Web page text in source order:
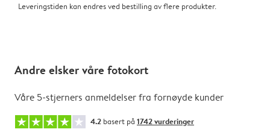
Leveringstiden kan endres ved bestilling av flere produkter.
Andre elsker våre fotokort
Våre 5-stjerners anmeldelser fra fornøyde kunder
4.2 basert på 1742 vurderinger